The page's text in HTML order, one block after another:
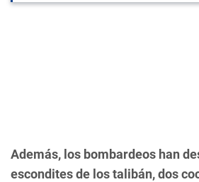
Además, los bombardeos han
escondites de los talibán, dos